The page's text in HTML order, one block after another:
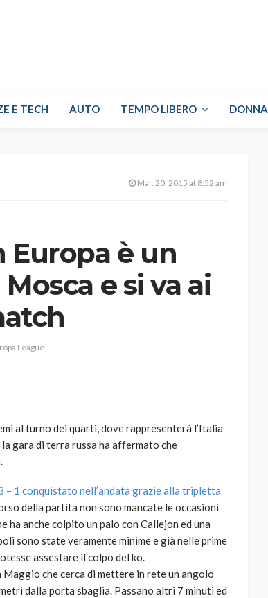
E TECH AUTO TEMPO LIBERO DONNA
Mar. 20, 2015 at 8:52 am
Europa è un
e si va ai
League
al turno dei quarti, dove rappresenterà l’Italia
gara di terra russa ha affermato che
– 1 conquistato nell’andata grazie alla tripletta
della partita non sono mancate le occasioni
ha anche colpito un palo con Callejon ed una
sono state veramente minime e già nelle prime
assestare il colpo del ko.
che cerca di mettere in rete un angolo
dalla porta sbaglia. Passano altri 7 minuti ed
784
Davis: tennis mondiale e
abbracciano la stessa causa
god 9 mesi ago